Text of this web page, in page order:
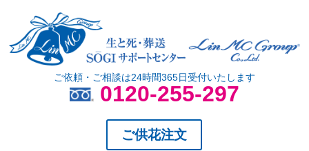
ご依頼・ご相談は24時間365日受付いたします
0120-255-297
ご供花注文